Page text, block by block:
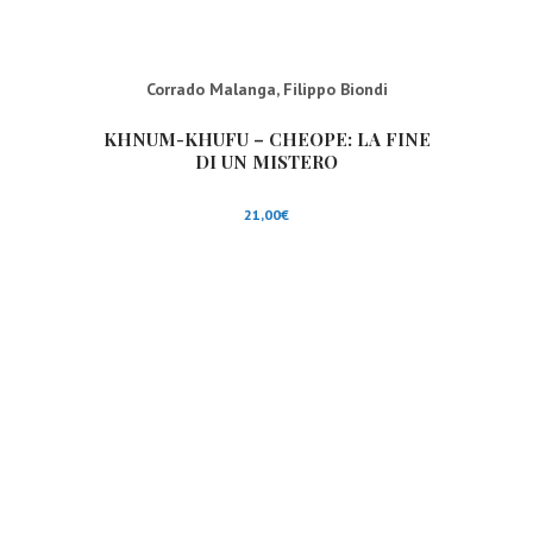
Corrado Malanga, Filippo Biondi
KHNUM-KHUFU – CHEOPE: LA FINE
DI UN MISTERO
21,00€